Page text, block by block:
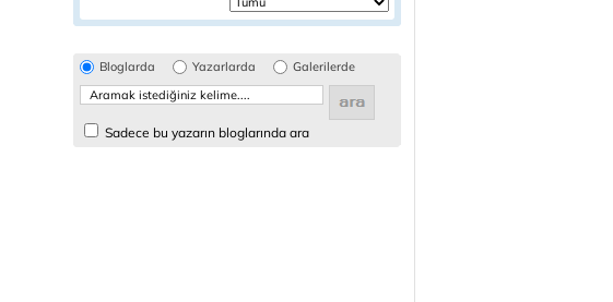
Bloglarda Yazarlarda Galerilerde
Sadece bu yazarın bloglarında ara